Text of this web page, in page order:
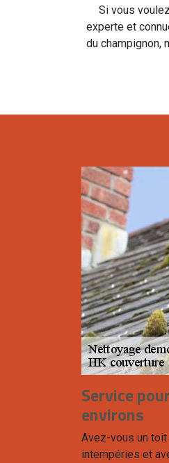
Si vous
experte et
du champignon,
Service
environs
Avez-vous un
intempéries et